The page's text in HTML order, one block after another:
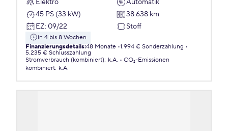
45 PS (33 kW)
38.638 km
EZ: 09/22 Stoff
in 4 bis 8 Wochen
Finanzierungsdetails:48 Monate 1.994 € Sonderzahlung
5.235 € Schlusszahlung
Stromverbrauch (kombiniert): k.A.
CO₂-Emissionen
kombiniert: k.A.